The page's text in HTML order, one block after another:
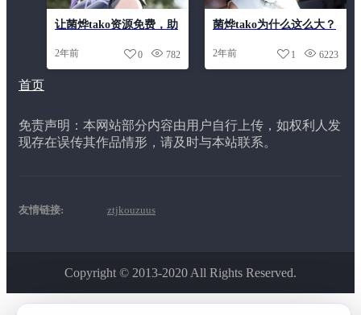
让菌烨tako资源免费，助
2年前 782
0
菌烨tako为什么这么大？
2年前 6223
1
首页
免责声明：本网站部分内容由用户自行上传，如权利人发
现存在误传其作品情形，请及时与本站联系。
友情链接: ztjkouzuus
Copyright © 2013-2020 All Rights Reserved.